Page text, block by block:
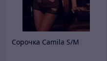
Сорочка Camila S/M